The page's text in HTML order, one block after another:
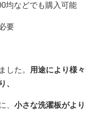
均などでも購入可能
要
した。
用途により様々
、
、 小さな洗濯板がより